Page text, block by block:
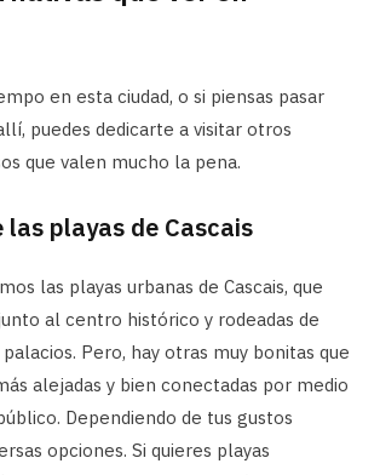
en esta ciudad, o si piensas pasar
puedes dedicarte a visitar otros
que valen mucho la pena.
playas de Cascais
las playas urbanas de Cascais, que
al centro histórico y rodeadas de
Pero, hay otras muy bonitas que
alejadas y bien conectadas por medio
Dependiendo de tus gustos
opciones. Si quieres playas